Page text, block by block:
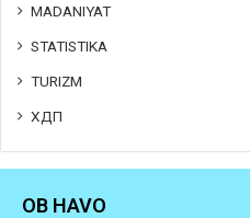
MADANIYAT
STATISTIKA
TURIZM
ХДП
OB HAVO